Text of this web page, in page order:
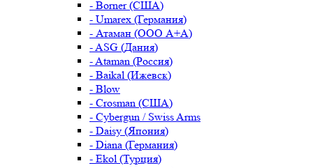
- Borner (США)
- Umarex (Германия)
- Атаман (ООО А+А)
- ASG (Дания)
- Ataman (Россия)
- Baikal (Ижевск)
- Blow
- Crosman (США)
- Cybergun / Swiss Arms
- Daisy (Япония)
- Diana (Германия)
- Ekol (Турция)